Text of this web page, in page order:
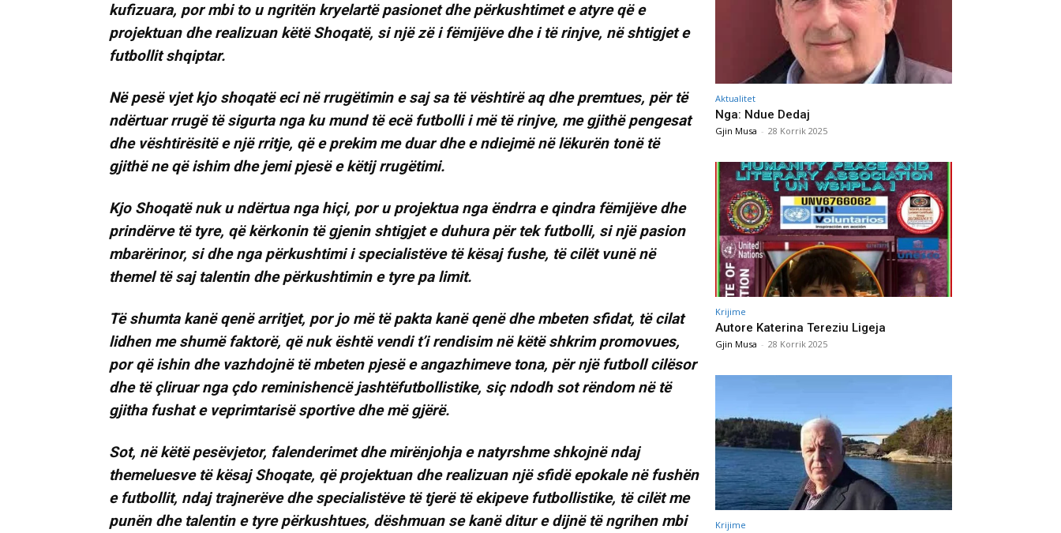
kufizuara, por mbi to u ngritën kryelartë pasionet dhe përkushtimet e atyre që e
projektuan dhe realizuan këtë Shoqatë, si një zë i fëmijëve dhe i të rinjve, në shtigjet e
futbollit shqiptar.
Në pesë vjet kjo shoqatë eci në rrugëtimin e saj sa të vështirë aq dhe premtues, për të
ndërtuar rrugë të sigurta nga ku mund të ecë futbolli i më të rinjve, me gjithë pengesat
dhe vështirësitë e një rritje, që e prekim me duar dhe e ndiejmë në lëkurën tonë të
gjithë ne që ishim dhe jemi pjesë e këtij rrugëtimi.
Kjo Shoqatë nuk u ndërtua nga hiçi, por u projektua nga ëndrra e qindra fëmijëve dhe
prindërve të tyre, që kërkonin të gjenin shtigjet e duhura për tek futbolli, si një pasion
mbarërinor, si dhe nga përkushtimi i specialistëve të kësaj fushe, të cilët vunë në
themel të saj talentin dhe përkushtimin e tyre pa limit.
Të shumta kanë qenë arritjet, por jo më të pakta kanë qenë dhe mbeten sfidat, të cilat
lidhen me shumë faktorë, që nuk është vendi t’i rendisim në këtë shkrim promovues,
por që ishin dhe vazhdojnë të mbeten pjesë e angazhimeve tona, për një futboll cilësor
dhe të çliruar nga çdo reminishencë jashtëfutbollistike, siç ndodh sot rëndom në të
gjitha fushat e veprimtarisë sportive dhe më gjërë.
Sot, në këtë pesëvjetor, falenderimet dhe mirënjohja e natyrshme shkojnë ndaj
themeluesve të kësaj Shoqate, që projektuan dhe realizuan një sfidë epokale në fushën
e futbollit, ndaj trajnerëve dhe specialistëve të tjerë të ekipeve futbollistike, të cilët me
punën dhe talentin e tyre përkushtues, dëshmuan se kanë ditur e dijnë të ngrihen mbi
Aktualitet
Nga: Ndue Dedaj
Gjin Musa - 28 Korrik 2025
Krijime
Autore Katerina Tereziu Ligeja
Gjin Musa - 28 Korrik 2025
Krijime